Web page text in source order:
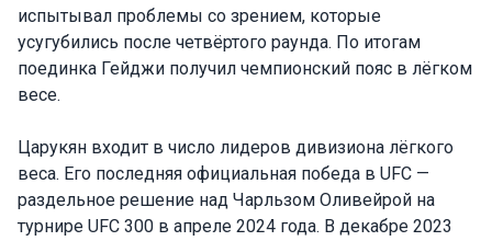
испытывал проблемы со зрением, которые
усугубились после четвёртого раунда. По итогам
поединка Гейджи получил чемпионский пояс в лёгком
весе.
Царукян входит в число лидеров дивизиона лёгкого
веса. Его последняя официальная победа в UFC —
раздельное решение над Чарльзом Оливейрой на
турнире UFC 300 в апреле 2024 года. В декабре 2023